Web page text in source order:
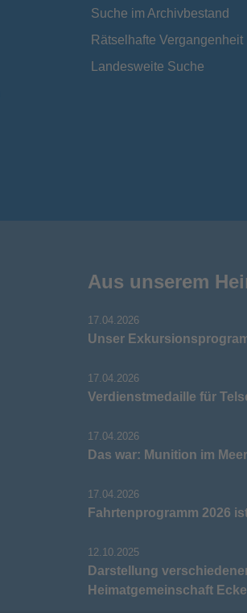
Suche im Archivbestand
Rätselhafte Vergangenheit
Landesweite Suche
Aus unserem
17.04.2026
Unser
17.04.2026
Verdienstmedaille für
17.04.2026
Das war: Munition im Meer
17.04.2026
Fahrtenprogramm 2026
12.10.2025
Darstellung
Heimatgemeinschaft